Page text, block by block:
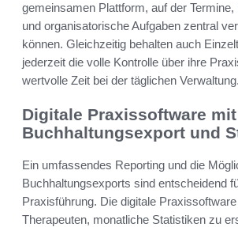
gemeinsamen Plattform, auf der
und organisatorische Aufgaben zentral
können. Gleichzeitig behalten auch
jederzeit die volle Kontrolle über ihre
wertvolle Zeit bei der täglichen Verwaltung.
Digitale Praxissoftware mit
Buchhaltungsexport und
Ein umfassendes Reporting und die
Buchhaltungsexports sind entscheidend
Praxisführung. Die digitale
Therapeuten, monatliche Statistiken zu